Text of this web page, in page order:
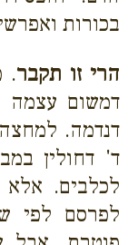
בכורות
הרי זו תקבר.
דמשום עצמה
דנדמה.
ד' דחולין
לכלבים. אלא
לפרסם לפי